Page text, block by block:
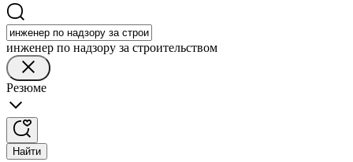
инженер по надзору за строительством
Резюме
Найти